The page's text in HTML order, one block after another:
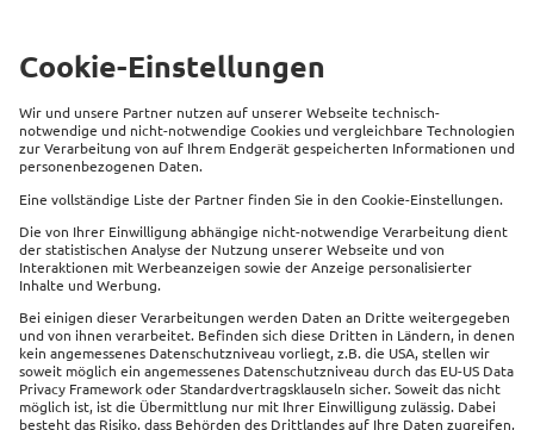
Unsere Kapitalanlagestrategie finden Sie
Transparenzpflichten unter dem Aktiengesetz
Mitwirkungspolitik nach § 134b Abs. 1 AktG
und Informationen nach § 134c Abs. 1 AktG
-
-
Internetseiten der Vermögensverwalter
Datenschutz Impressum Cookie Einstellungen